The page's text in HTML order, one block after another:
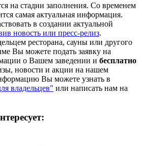
на стадии заполнения. Со временем
самая актуальная информация.
в создании актуальной
новость или пресс-релиз.
ресторана, сауны или другого
Вы можете подать заявку на
о Вашем заведении и бесплатно
новости и акции на нашем
Вы можете узнать в
владельцев" или написать нам на